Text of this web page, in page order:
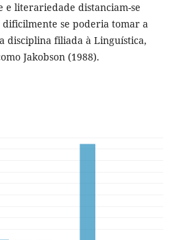
e literariedade distanciam-se
se poderia tomar a
disciplina filiada à Linguística,
Jakobson (1988).